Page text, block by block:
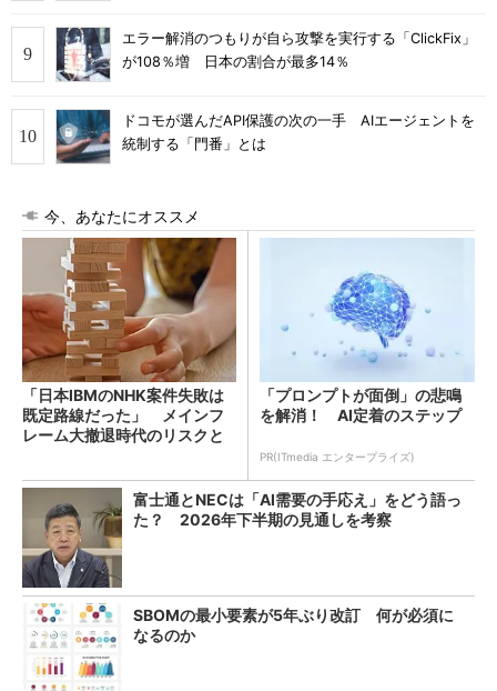
エラー解消のつもりが自ら攻撃を実行する「ClickFix」
が108％増 日本の割合が最多14％
ドコモが選んだAPI保護の次の一手 AIエージェントを
統制する「門番」とは
今、あなたにオススメ
「日本IBMのNHK案件失敗は
既定路線だった」 メインフ
レーム大撤退時代のリスクと
「プロンプトが面倒」の悲鳴
を解消！ AI定着のステップ
PR(ITmedia エンタープライズ)
富士通とNECは「AI需要の手応え」をどう語っ
た？ 2026年下半期の見通しを考察
SBOMの最小要素が5年ぶり改訂 何が必須に
なるのか